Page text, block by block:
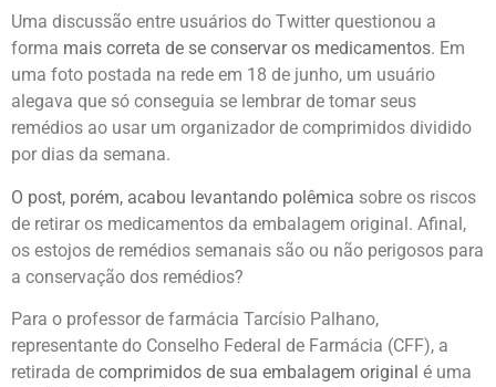
Uma discussão entre usuários do Twitter questionou a
forma mais correta de se conservar os medicamentos. Em
uma foto postada na rede em 18 de junho, um usuário
alegava que só conseguia se lembrar de tomar seus
remédios ao usar um organizador de comprimidos dividido
por dias da semana.
O post, porém, acabou levantando polêmica sobre os riscos
de retirar os medicamentos da embalagem original. Afinal,
os estojos de remédios semanais são ou não perigosos para
a conservação dos remédios?
Para o professor de farmácia Tarcísio Palhano,
representante do Conselho Federal de Farmácia (CFF), a
retirada de comprimidos de sua embalagem original é uma